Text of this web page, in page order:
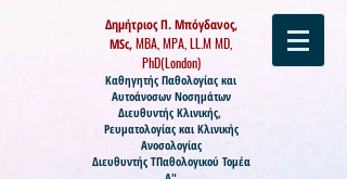
Δημήτριος Π. Μπόγδανος,
MSc,MBA, MPA, LL.M MD,
PhD(London)
Καθηγητής Παθολογίας και
Αυτοάνοσων Νοσημάτων
Διευθυντής Κλινικής,
Ρευματολογίας και Κλινικής
Ανοσολογίας
Διευθυντής ΤΠαθολογικού Τομέα